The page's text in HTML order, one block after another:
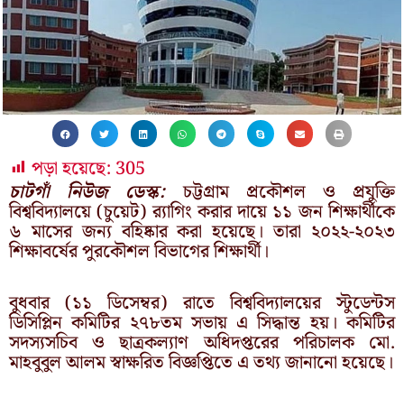
পড়া হয়েছে: 305
চাটগাঁ নিউজ ডেস্ক:চট্টগ্রাম প্রকৌশল ও প্রযুক্তি
বিশ্ববিদ্যালয়ে (চুয়েট) র‍্যাগিং করার দায়ে ১১ জন শিক্ষার্থীকে
৬ মাসের জন্য বহিষ্কার করা হয়েছে। তারা ২০২২-২০২৩
শিক্ষাবর্ষের পুরকৌশল বিভাগের শিক্ষার্থী।
বুধবার (১১ ডিসেম্বর) রাতে বিশ্ববিদ্যালয়ের স্টুডেন্টস
ডিসিপ্লিন কমিটির ২৭৮তম সভায় এ সিদ্ধান্ত হয়। কমিটির
সদস্যসচিব ও ছাত্রকল্যাণ অধিদপ্তরের পরিচালক মো.
মাহবুবুল আলম স্বাক্ষরিত বিজ্ঞপ্তিতে এ তথ্য জানানো হয়েছে।